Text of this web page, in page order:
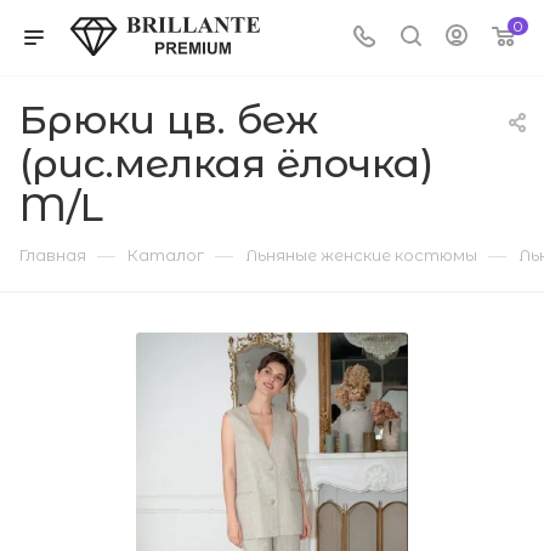
0
Брюки цв. беж
(рис.мелкая ёлочка)
M/L
Главная — Каталог — Льняные женские костюмы —